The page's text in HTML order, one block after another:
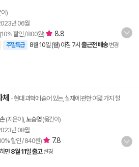
)
년 06월
할인 / 800원) 8.8
주말특급 8월 10일 (월) 아침 7시 출근전 배송 변경
- 현대 과학에 숨어 있는, 실재에 관한 여덟 가지 철
(지은이), 노승영(옮긴이)
년 08월
할인 / 840원) 7.8
면8월 11일 출고 변경